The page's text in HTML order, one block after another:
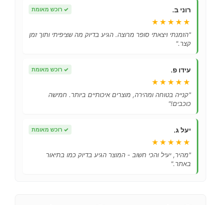
רוני ב. ✓ רוכש מאומת
★★★★★
"הזמנתי ויצאתי סופר מרוצה. הגיע בדיוק מה שציפיתי ותוך זמן
קצר."
עידו פ. ✓ רוכש מאומת
★★★★★
"קנייה בטוחה ומהירה, מוצרים איכותיים ביותר. חמישה
כוכבים!"
יעל ג. ✓ רוכש מאומת
★★★★★
"מהיר, יעיל והכי חשוב - המוצר הגיע בדיוק כמו בתיאור
באתר."